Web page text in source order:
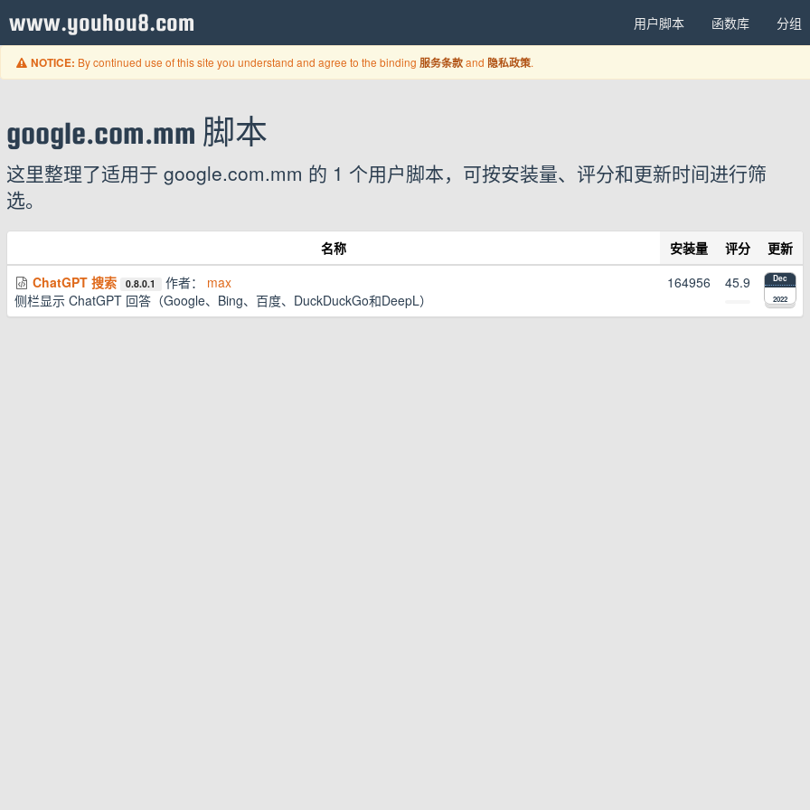
www.youhou8.com 用户脚本 函数库 分组
NOTICE: By continued use of this site you understand and agree to the binding 服务条款and 隐私政策.
google.com.mm 脚本
这里整理了适用于 google.com.mm 的 1 个用户脚本，可按安装量、评分和更新时间进行筛
选。
名称 安装量 评分
更新
ChatGPT 搜索
0.8.0.1 作者： max
侧栏显示 ChatGPT 回答（Google、Bing、百度、DuckDuckGo和DeepL）
164956 45.9 Dec
2022